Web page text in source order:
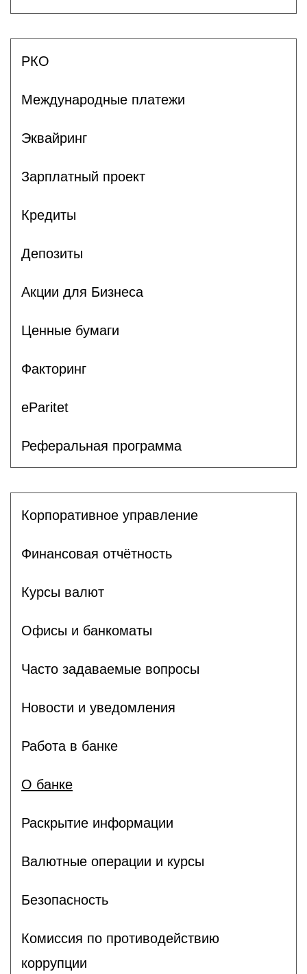
РКО
Международные платежи
Эквайринг
Зарплатный проект
Кредиты
Депозиты
Акции для Бизнеса
Ценные бумаги
Факторинг
eParitet
Реферальная программа
Корпоративное управление
Финансовая отчётность
Курсы валют
Офисы и банкоматы
Часто задаваемые вопросы
Новости и уведомления
Работа в банке
О банке
Раскрытие информации
Валютные операции и курсы
Безопасность
Комиссия по противодействию
коррупции